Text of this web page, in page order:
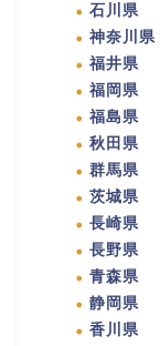
石川県
神奈川県
福井県
福岡県
福島県
秋田県
群馬県
茨城県
長崎県
長野県
青森県
静岡県
香川県